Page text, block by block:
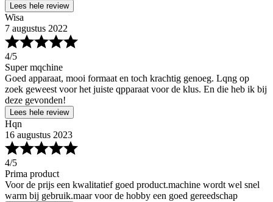
Lees hele review
Wisa
7 augustus 2022
4/5
Super mqchine
Goed apparaat, mooi formaat en toch krachtig genoeg. Lqng op
zoek geweest voor het juiste qpparaat voor de klus. En die heb ik bij
deze gevonden!
Lees hele review
Hqn
16 augustus 2023
4/5
Prima product
Voor de prijs een kwalitatief goed product.machine wordt wel snel
warm bij gebruik.maar voor de hobby een goed gereedschap